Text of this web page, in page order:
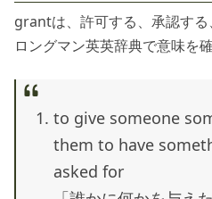
grantは、許可する、承認する
ロングマン英英辞典で意味を
to give someone
them to have
asked for